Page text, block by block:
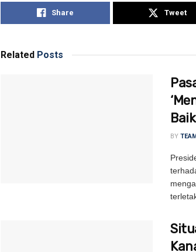
Share Tweet
Related Posts
BY